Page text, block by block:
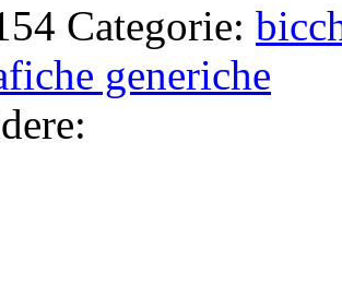
Categorie:
generiche